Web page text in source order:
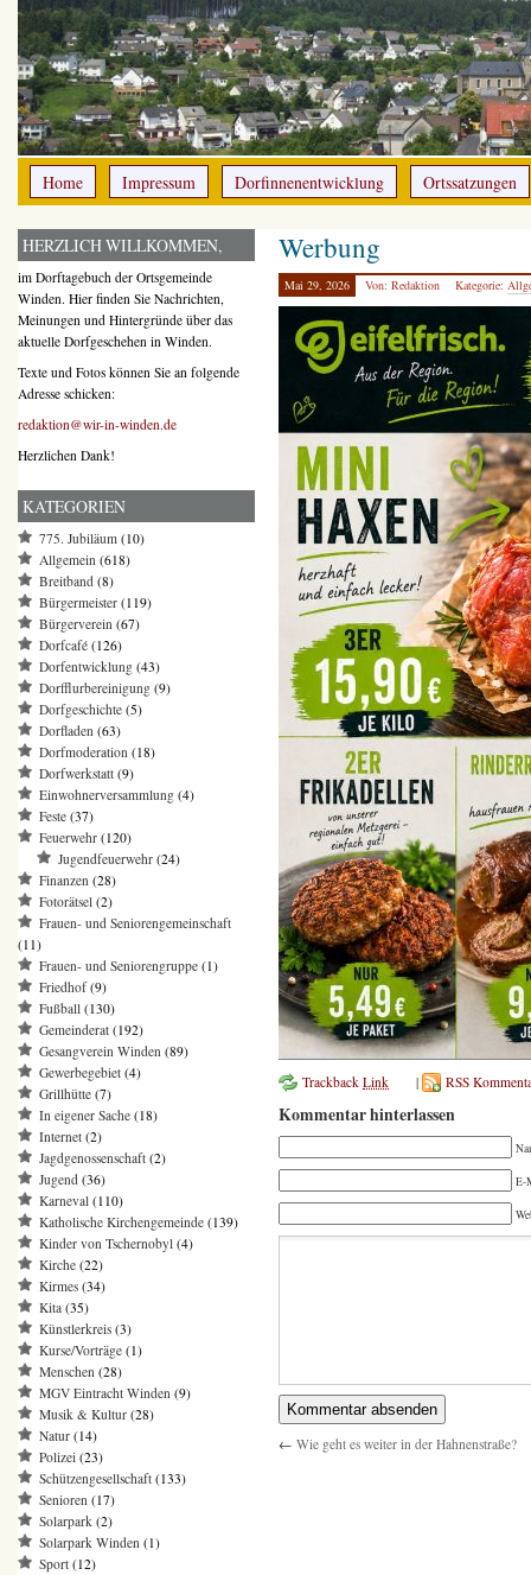
Home Impressum Dorfinnenentwicklung Ortssatzungen
Werbung
Mai 29, 2026 Von: Redaktion Kategorie:
Trackback Link | RSS
Kommentar hinterlassen
E-
← Wie geht es weiter in der Hahnenstraße?
HERZLICH WILLKOMMEN,
im Dorftagebuch der Ortsgemeinde
Winden. Hier finden Sie Nachrichten,
Meinungen und Hintergründe über das
aktuelle Dorfgeschehen in Winden.
Texte und Fotos können Sie an folgende
Adresse schicken:
redaktion@wir-in-winden.de
Herzlichen Dank!
KATEGORIEN
775. Jubiläum (10)
Allgemein (618)
Breitband (8)
Bürgermeister (119)
Bürgerverein (67)
Dorfcafé (126)
Dorfentwicklung (43)
Dorfflurbereinigung (9)
Dorfgeschichte (5)
Dorfladen (63)
Dorfmoderation (18)
Dorfwerkstatt (9)
Einwohnerversammlung (4)
Feste (37)
Feuerwehr (120)
Jugendfeuerwehr (24)
Finanzen (28)
Fotorätsel (2)
Frauen- und Seniorengemeinschaft
(11)
Frauen- und Seniorengruppe (1)
Friedhof(9)
Fußball (130)
Gemeinderat (192)
Gesangverein Winden (89)
Gewerbegebiet (4)
Grillhütte (7)
In eigener Sache (18)
Internet (2)
Jagdgenossenschaft (2)
Jugend (36)
Karneval (110)
Katholische Kirchengemeinde (139)
Kinder von Tschernobyl (4)
Kirche (22)
Kirmes (34)
Kita (35)
Künstlerkreis (3)
Kurse/Vorträge (1)
Menschen (28)
MGV Eintracht Winden (9)
Musik & Kultur (28)
Natur (14)
Polizei (23)
Schützengesellschaft (133)
Senioren (17)
Solarpark (2)
Solarpark Winden (1)
Sport (12)